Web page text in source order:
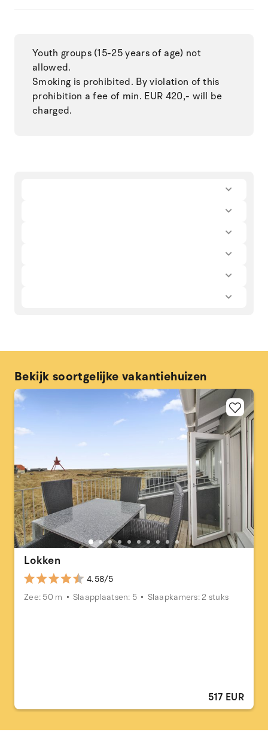
Youth groups (15-25 years of age) not
allowed.
Smoking is prohibited. By violation of this
prohibition a fee of min. EUR 420,- will be
charged.
Bekijk soortgelijke vakantiehuizen
Lokken
4.58/5
Zee: 50 m
Slaapplaatsen: 5 Slaapkamers: 2 stuks
517 EUR